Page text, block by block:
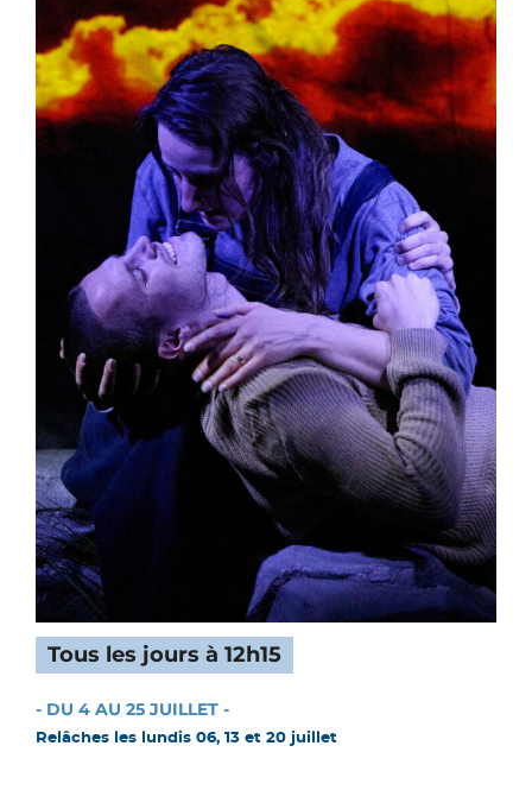
Tous les jours à 12h15
- DU 4 AU 25 JUILLET -
Relâches les lundis 06, 13 et 20 juillet